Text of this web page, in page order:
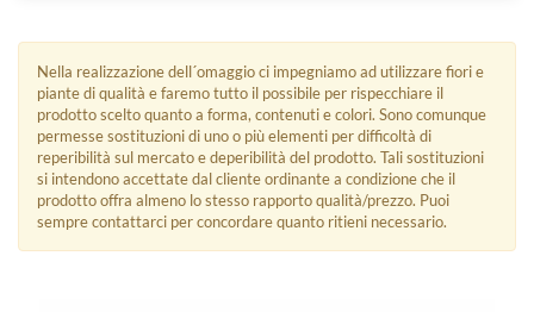
Nella realizzazione dell´omaggio ci impegniamo ad utilizzare fiori e
piante di qualità e faremo tutto il possibile per rispecchiare il
prodotto scelto quanto a forma, contenuti e colori. Sono comunque
permesse sostituzioni di uno o più elementi per difficoltà di
reperibilità sul mercato e deperibilità del prodotto. Tali sostituzioni
si intendono accettate dal cliente ordinante a condizione che il
prodotto offra almeno lo stesso rapporto qualità/prezzo. Puoi
sempre contattarci per concordare quanto ritieni necessario.